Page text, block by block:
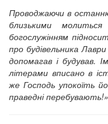
Проводжаючи в
близькими
богослужінням
про будівельника
допомагав і будував.
літерами вписано в
же Господь упокоїть
праведні перебувають!»